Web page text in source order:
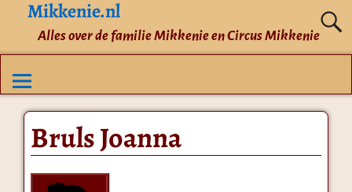
Mikkenie.nl
Alles over de familie Mikkenie en Circus Mikkenie
Bruls Joanna